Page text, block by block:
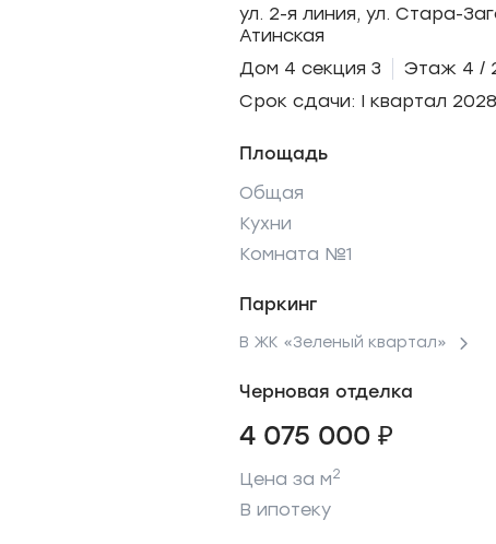
ул. 2-я линия, ул. Стара-
Атинская
Дом 4 секция 3
Этаж 4 /
Срок сдачи: I квартал 2028
Площадь
Общая
Кухни
Комната №1
Паркинг
В ЖК «Зеленый квартал»
Черновая отделка
4 075 000 ₽
Цена за м2
В ипотеку